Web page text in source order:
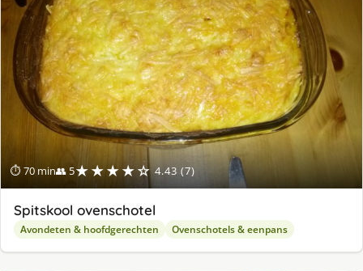
⏱ 70 min👥 5★★★★☆ 4.43 (7)
Spitskool ovenschotel
Avondeten & hoofdgerechten Ovenschotels & eenpans